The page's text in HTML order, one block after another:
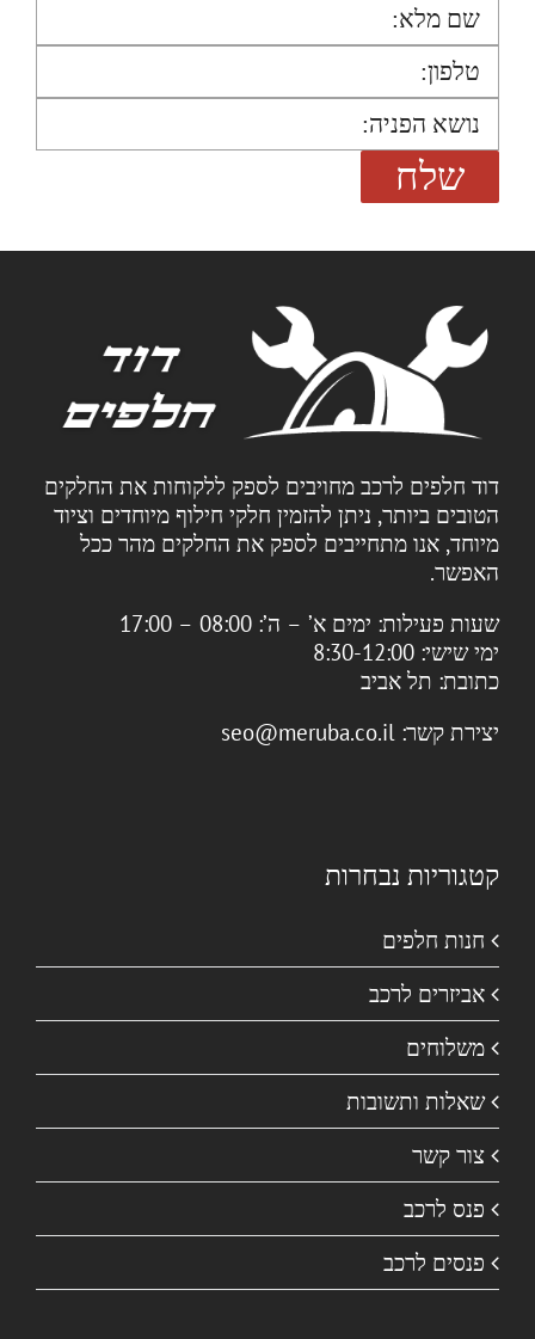
דוד חלפים לרכב מחויבים לספק ללקוחות את החלקים
הטובים ביותר, ניתן להזמין חלקי חילוף מיוחדים וציוד
מיוחד, אנו מתחייבים לספק את החלקים מהר ככל
האפשר.
שעות פעילות: ימים א’ – ה’: 08:00 – 17:00
ימי שישי: 8:30-12:00
כתובת: תל אביב
יצירת קשר: seo@meruba.co.il
קטגוריות נבחרות
חנות חלפים
אביזרים לרכב
משלוחים
שאלות ותשובות
צור קשר
פנס לרכב
פנסים לרכב